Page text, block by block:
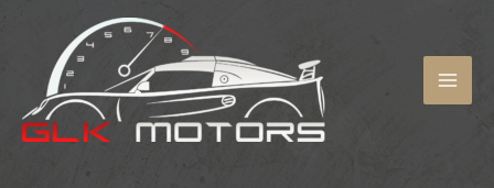
contenu